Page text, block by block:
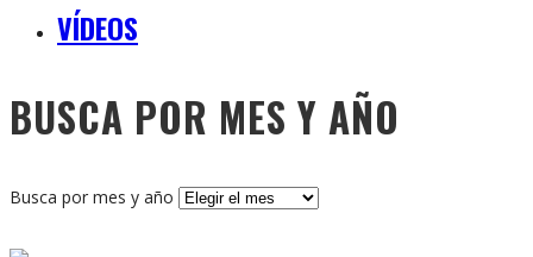
VÍDEOS
BUSCA POR MES Y AÑO
Busca por mes y año